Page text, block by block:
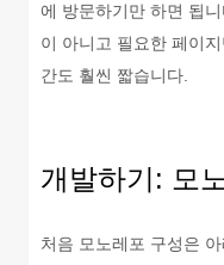
에 방문하기만 하면 됩
이 아니고 필요한 페이
간도 훨씬 짧습니다.
개발하기: 모
처음 모노레포 구성은